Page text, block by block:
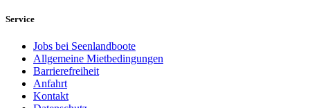
Service
Jobs bei Seenlandboote
Allgemeine Mietbedingungen
Barrierefreiheit
Anfahrt
Kontakt